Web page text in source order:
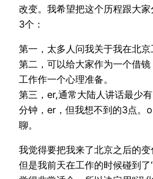
改变。我希望把这个历程跟大
3个：
第一，太多人问我关于我在北京
第二，可以给大家作为一个借
工作作一个心理准备。
第三，er,通常大陆人讲话最少
分钟，er，但我想不到的3点。
聊。
我觉得要把我来了北京之后的变
但是我前天在工作的时候碰到了